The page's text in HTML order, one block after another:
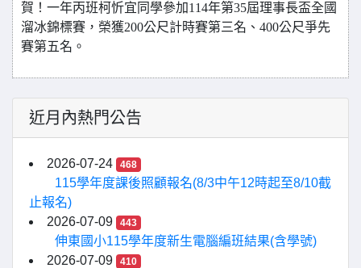
賀！一年丙班柯忻宜同學參加114年第35屆理事長盃全國
溜冰錦標賽，榮獲200公尺計時賽第三名、400公尺爭先
賽第五名。
近月內熱門公告
2026-07-24 468
115學年度課後照顧報名(8/3中午12時起至8/10截
止報名)
2026-07-09
443
伸東國小115學年度新生電腦編班結果(含學號)
2026-07-09
410